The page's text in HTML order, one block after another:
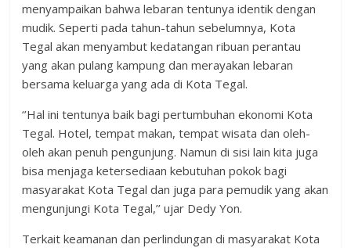
menyampaikan bahwa lebaran tentunya identik dengan
mudik. Seperti pada tahun-tahun sebelumnya, Kota
Tegal akan menyambut kedatangan ribuan perantau
yang akan pulang kampung dan merayakan lebaran
bersama keluarga yang ada di Kota Tegal.
‘’Hal ini tentunya baik bagi pertumbuhan ekonomi Kota
Tegal. Hotel, tempat makan, tempat wisata dan oleh-
oleh akan penuh pengunjung. Namun di sisi lain kita juga
bisa menjaga ketersediaan kebutuhan pokok bagi
masyarakat Kota Tegal dan juga para pemudik yang akan
mengunjungi Kota Tegal,’’ ujar Dedy Yon.
Terkait keamanan dan perlindungan di masyarakat Kota